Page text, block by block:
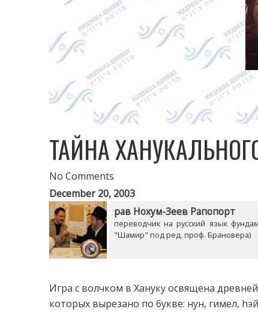
ТАЙНА
No Comments
December 20, 2003
рав Нохум-Зеев Рапопорт
переводчик на русский язык
"Шамир" под ред. проф. Брановера)
Игра с волчком в Хануку освящена
которых вырезано по букве: нун, гимел,